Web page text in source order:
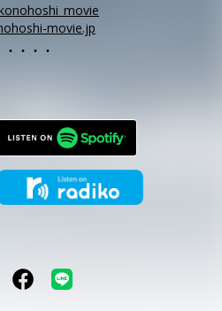
movie.jp
・・・